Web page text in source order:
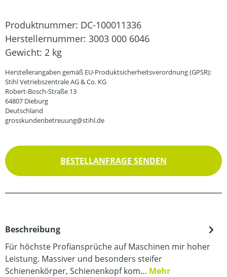
Produktnummer: DC-100011336
Herstellernummer: 3003 000 6046
Gewicht: 2 kg
Herstellerangaben gemäß EU-Produktsicherheitsverordnung (GPSR):
Stihl Vetriebszentrale AG & Co. KG
Robert-Bosch-Straße 13
64807 Dieburg
Deutschland
grosskundenbetreuung@stihl.de
BESTELLANFRAGE SENDEN
Beschreibung
Für höchste Profiansprüche auf Maschinen mir hoher
Leistung. Massiver und besonders steifer
Schienenkörper, Schienenkopf kom… Mehr